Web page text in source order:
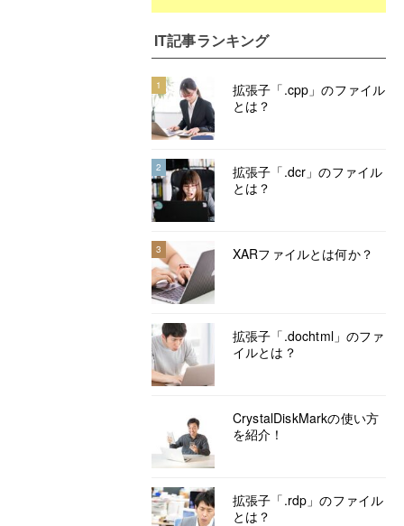
IT記事ランキング
1
拡張子「.cpp」のファイル
とは？
2
拡張子「.dcr」のファイル
とは？
3 XARファイルとは何か？
拡張子「.dochtml」のファ
イルとは？
CrystalDiskMarkの使い方
を紹介！
拡張子「.rdp」のファイル
とは？